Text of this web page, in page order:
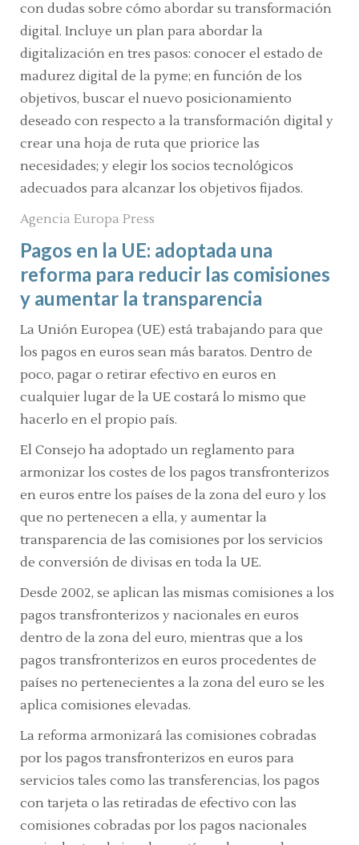
con dudas sobre cómo abordar su transformación
digital. Incluye un plan para abordar la
digitalización en tres pasos: conocer el estado de
madurez digital de la pyme; en función de los
objetivos, buscar el nuevo posicionamiento
deseado con respecto a la transformación digital y
crear una hoja de ruta que priorice las
necesidades; y elegir los socios tecnológicos
adecuados para alcanzar los objetivos fijados.
Agencia Europa Press
Pagos en la UE: adoptada una
reforma para reducir las comisiones
y aumentar la transparencia
La Unión Europea (UE) está trabajando para que
los pagos en euros sean más baratos. Dentro de
poco, pagar o retirar efectivo en euros en
cualquier lugar de la UE costará lo mismo que
hacerlo en el propio país.
El Consejo ha adoptado un reglamento para
armonizar los costes de los pagos transfronterizos
en euros entre los países de la zona del euro y los
que no pertenecen a ella, y aumentar la
transparencia de las comisiones por los servicios
de conversión de divisas en toda la UE.
Desde 2002, se aplican las mismas comisiones a los
pagos transfronterizos y nacionales en euros
dentro de la zona del euro, mientras que a los
pagos transfronterizos en euros procedentes de
países no pertenecientes a la zona del euro se les
aplica comisiones elevadas.
La reforma armonizará las comisiones cobradas
por los pagos transfronterizos en euros para
servicios tales como las transferencias, los pagos
con tarjeta o las retiradas de efectivo con las
comisiones cobradas por los pagos nacionales